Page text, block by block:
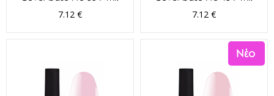
7.12 € 7.12 €
Νέο